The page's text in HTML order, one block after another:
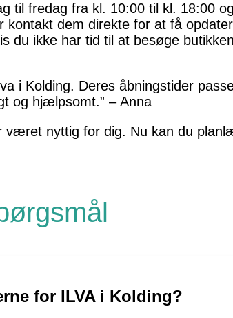
til fredag fra kl. 10:00 til kl. 18:00
kontakt dem direkte for at få
du ikke har tid til at besøge
i Kolding. Deres åbningstider
og hjælpsomt.” – Anna
været nyttig for dig. Nu kan du
for ILVA i Kolding?